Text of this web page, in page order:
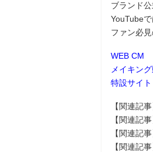
ブランド
YouTube
ファン必
WEB CM
メイキン
特設サイト
【関連記事
【関連記事
【関連記事
【関連記事